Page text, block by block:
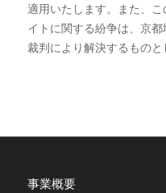
適用いたします。また、
イトに関する紛争は、京
裁判により解決するものと
事業概要